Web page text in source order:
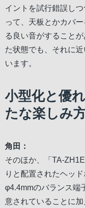
イントを試行錯誤し
って、天板とかカバ
る良い音がすること
た状態でも、それに
います。
小型化と優
たな楽しみ
角田：
そのほか、「TA-
りと配置されたヘッ
φ4.4mmのバランス端
意されていることに